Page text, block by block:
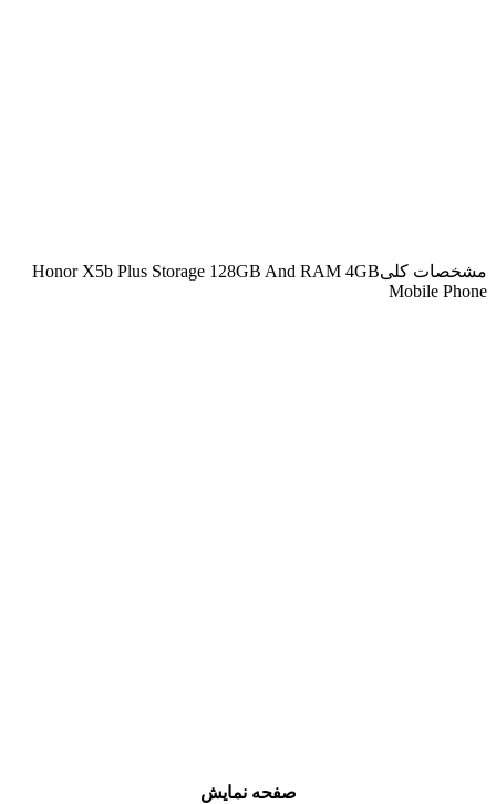
مشخصات کلیHonor X5b Plus Storage 128GB And RAM 4GB
Mobile Phone
صفحه نمایش